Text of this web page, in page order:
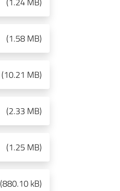
(1.58 MB)
(10.21 MB)
(2.33 MB)
(1.25 MB)
(880.10 kB)